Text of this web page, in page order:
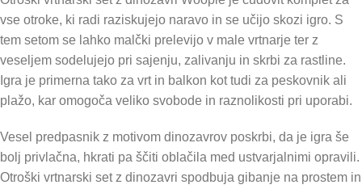
vse otroke, ki radi raziskujejo naravo in se učijo skozi igro. S
tem setom se lahko malčki prelevijo v male vrtnarje ter z
veseljem sodelujejo pri sajenju, zalivanju in skrbi za rastline.
Igra je primerna tako za vrt in balkon kot tudi za peskovnik ali
plažo, kar omogoča veliko svobode in raznolikosti pri uporabi.
Vesel predpasnik z motivom dinozavrov poskrbi, da je igra še
bolj privlačna, hkrati pa ščiti oblačila med ustvarjalnimi opravili.
Otroški vrtnarski set z dinozavri spodbuja gibanje na prostem in